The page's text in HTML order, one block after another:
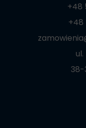
+48
+48
38-